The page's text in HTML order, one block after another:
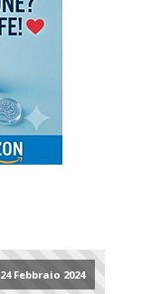
24 Febbraio 2024